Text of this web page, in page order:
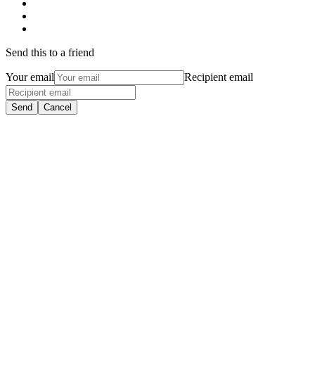
Send this to a friend
Your email Recipient email
Send Cancel